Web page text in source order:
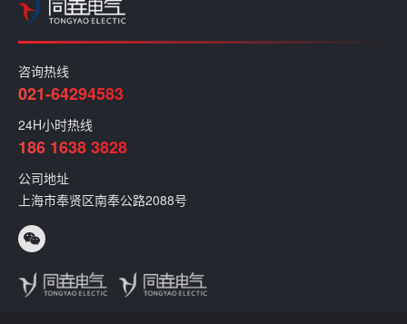
咨询热线
021-64294583
24H小时热线
186 1638 3828
公司地址
上海市奉贤区南奉公路2088号